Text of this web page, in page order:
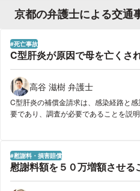
京都の弁護士による交通
死亡事故
C型肝炎が原因で母を亡くさ
高谷 滋樹 弁護士
C型肝炎の補償金請求は、感染経路と
要であり、調査が必要であることを説
慰謝料・損害賠償
慰謝料額を５０万増額させる